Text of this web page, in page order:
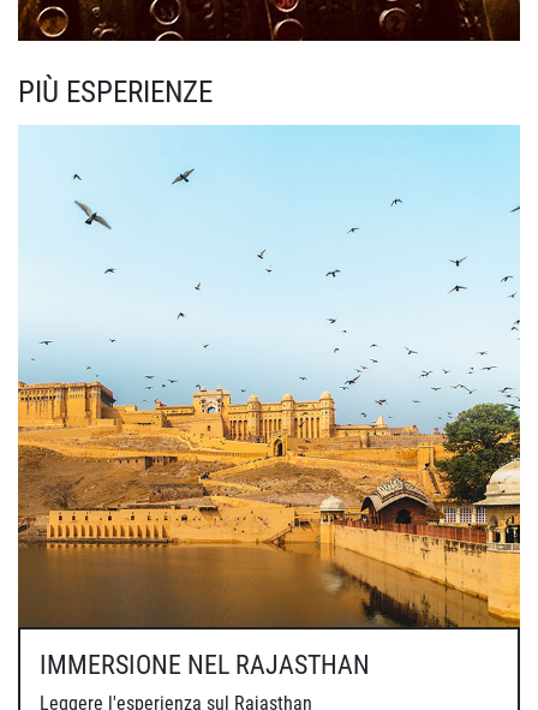
PIÙ ESPERIENZE
IMMERSIONE NEL RAJASTHAN
Leggere l'esperienza sul Rajasthan